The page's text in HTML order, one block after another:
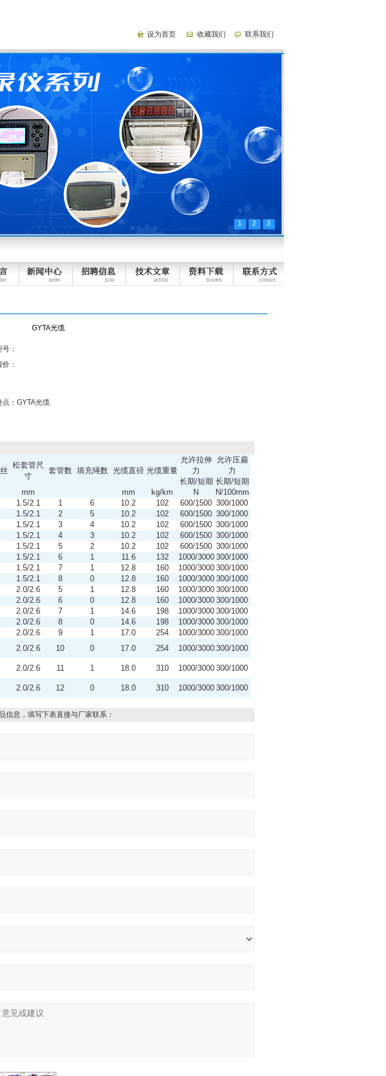
设为首页 收藏我们 联系我们
1 2 3
GYTA光缆
：
：
： GYTA光缆
松套管尺
寸
套管数 填充绳数 光缆直径 光缆重量
允许拉伸
力
长期/短期
允许压扁
力
长期/短期
mm mm kg/km N
N/100mm
1.5/2.1 1 6 10.2 102 600/1500 300/1000
1.5/2.1 2 5 10.2 102 600/1500 300/1000
1.5/2.1 3 4 10.2 102 600/1500 300/1000
1.5/2.1 4 3 10.2 102 600/1500 300/1000
1.5/2.1 5 2 10.2 102 600/1500 300/1000
1.5/2.1 6 1 11.6 132 1000/3000 300/1000
1.5/2.1 7 1 12.8 160 1000/3000 300/1000
1.5/2.1 8 0 12.8 160 1000/3000 300/1000
2.0/2.6 5 1 12.8 160 1000/3000 300/1000
2.0/2.6 6 0 12.8 160 1000/3000 300/1000
2.0/2.6 7 1 14.6 198 1000/3000 300/1000
2.0/2.6 8 0 14.6 198 1000/3000 300/1000
2.0/2.6 9 1 17.0 254 1000/3000 300/1000
2.0/2.6 10 0 17.0 254 1000/3000 300/1000
2.0/2.6 11 1 18.0 310 1000/3000 300/1000
2.0/2.6 12 0 18.0 310 1000/3000 300/1000
信息，填写下表直接与厂家联系：